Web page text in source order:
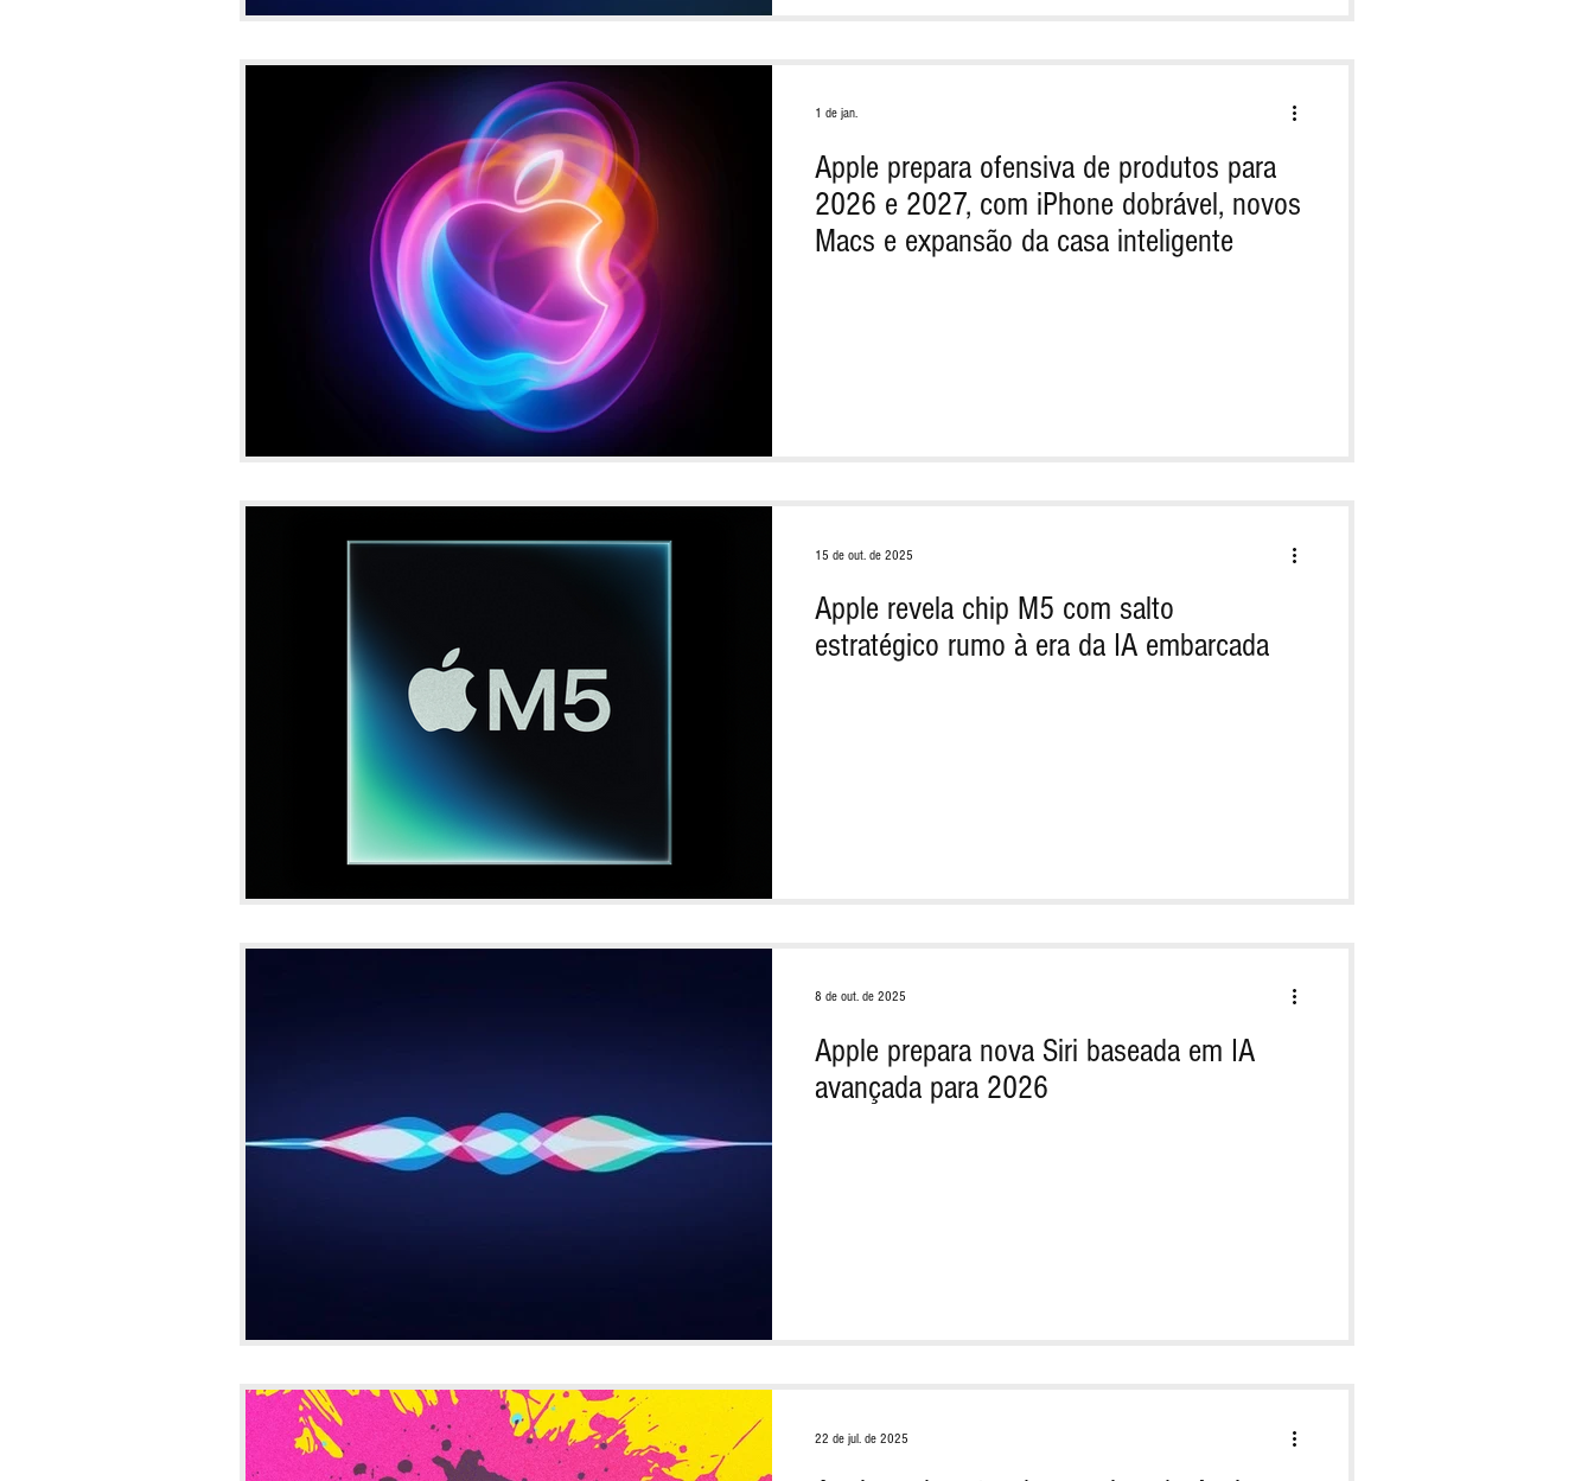
Apple prepara ofensiva de produtos para
2026 e 2027, com iPhone dobrável, novos
Macs e expansão da casa inteligente
1 de jan.
Apple revela chip M5 com salto
estratégico rumo à era da IA embarcada
15 de out. de 2025
Apple prepara nova Siri baseada em IA
avançada para 2026
8 de out. de 2025
22 de jul. de 2025